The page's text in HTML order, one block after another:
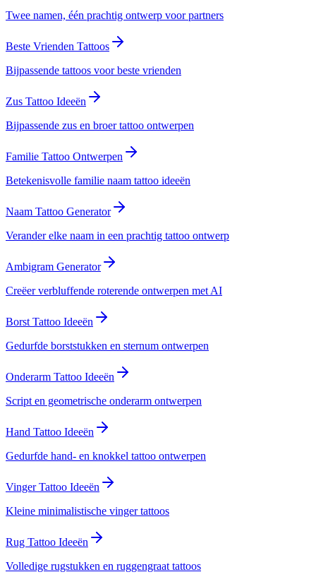
Twee namen, één prachtig ontwerp voor partners
Beste Vrienden Tattoos
Bijpassende tattoos voor beste vrienden
Zus Tattoo Ideeën
Bijpassende zus en broer tattoo ontwerpen
Familie Tattoo Ontwerpen
Betekenisvolle familie naam tattoo ideeën
Naam Tattoo Generator
Verander elke naam in een prachtig tattoo ontwerp
Ambigram Generator
Creëer verbluffende roterende ontwerpen met AI
Borst Tattoo Ideeën
Gedurfde borststukken en sternum ontwerpen
Onderarm Tattoo Ideeën
Script en geometrische onderarm ontwerpen
Hand Tattoo Ideeën
Gedurfde hand- en knokkel tattoo ontwerpen
Vinger Tattoo Ideeën
Kleine minimalistische vinger tattoos
Rug Tattoo Ideeën
Volledige rugstukken en ruggengraat tattoos